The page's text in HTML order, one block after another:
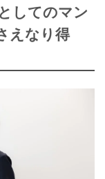
してのマン
えなり得